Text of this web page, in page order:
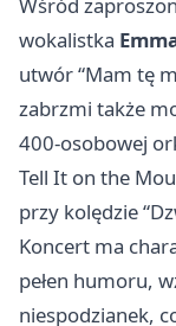
Wśród
wokalistka
utwór “Mam tę
zabrzmi także
400-osobowej
Tell It on the
przy kolędzie
Koncert ma
pełen humoru,
niespodzianek,